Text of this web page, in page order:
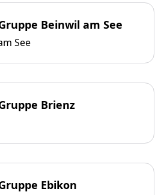
Beinwil am See
See
Brienz
Ebikon